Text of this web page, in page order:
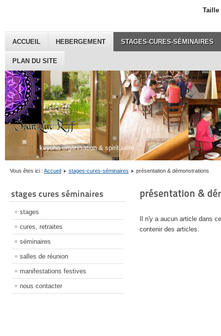
keyoha organisation & spiritualité
ACCUEIL HEBERGEMENT STAGES-CURES-SÉMINAIRES
PLAN DU SITE
Taille
Vous êtes ici : Accueil stages-cures-séminaires présentation & démonstrations
stages cures séminaires
stages
cures, retraites
séminaires
salles de réunion
manifestations festives
nous contacter
présentation &
Il n'y a aucun article dans
contenir des articles.